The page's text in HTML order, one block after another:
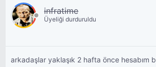
infratime
Üyeliği durduruldu
arkadaşlar yaklaşık 2 hafta önce hesabım